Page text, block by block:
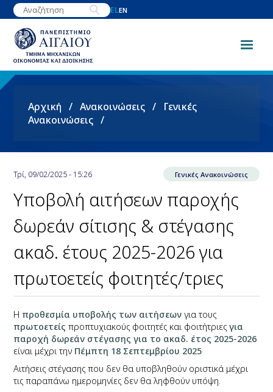
Παράκαμψη
προς
κυρίως
περιεχόμενο
ELEN
Breadcrumb
Αρχική Ανακοινώσεις
Γενικές
Ανακοινώσεις
Τρί, 09/02/2025 - 15:26 Γενικές Ανακοινώσεις
Υποβολή αιτήσεων παροχής
δωρεάν σίτισης & στέγασης
ακαδ. έτους 2025-2026 για
πρωτοετείς φοιτητές/τριες
Η προθεσμία υποβολής των αιτήσεων για τους
πρωτοετείςπροπτυχιακούς φοιτητές και φοιτήτριεςγια
παροχή δωρεάν στέγασης για το ακαδ. έτος 2025-2026
είναι μέχρι την Πέμπτη 18 Σεπτεμβρίου 2025
Αιτήσεις στέγασης που δεν θα υποβληθούν οριστικά μέχρι
τις παραπάνω ημερομηνίες δεν θα ληφθούν υπόψη.